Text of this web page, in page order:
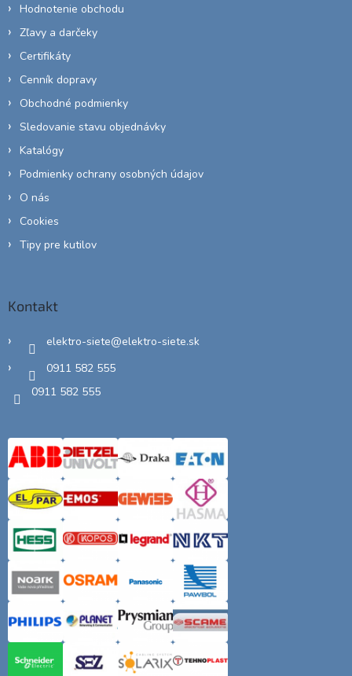
Hodnotenie obchodu
Zľavy a darčeky
Certifikáty
Cenník dopravy
Obchodné podmienky
Sledovanie stavu objednávky
Katalógy
Podmienky ochrany osobných údajov
O nás
Cookies
Tipy pre kutilov
Kontakt
elektro-siete@elektro-siete.sk
0911 582 555
0911 582 555